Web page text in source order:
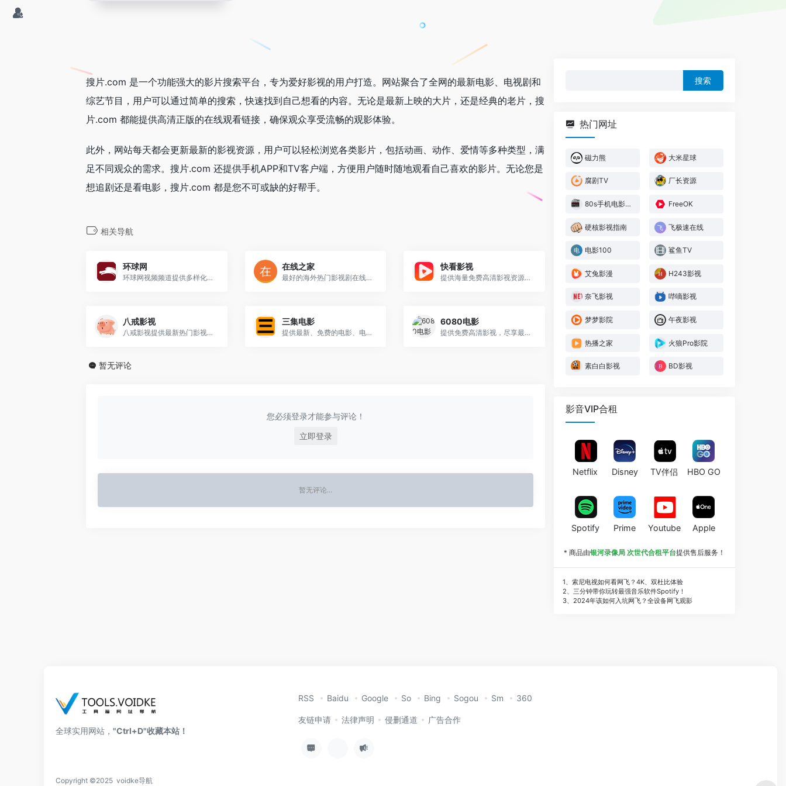
搜片.com 是一个功能强大的影片搜索平台，专为爱好影视的用户打造。网站聚合了全网的最新电影、电视剧和
综艺节目，用户可以通过简单的搜索，快速找到自己想看的内容。无论是最新上映的大片，还是经典的老片，搜
片.com 都能提供高清正版的在线观看链接，确保观众享受流畅的观影体验。
此外，网站每天都会更新最新的影视资源，用户可以轻松浏览各类影片，包括动画、动作、爱情等多种类型，满
足不同观众的需求。搜片.com 还提供手机APP和TV客户端，方便用户随时随地观看自己喜欢的影片。无论您是
想追剧还是看电影，搜片.com 都是您不可或缺的好帮手。
相关导航
环球网
环球网视频频道提供多样化的高质量视频内容，涵盖国际国内热点话题
在线之家
最好的海外热门影视剧在线观看站点!
快看影视
提供海量免费高清影视资源，VIP会员可免费在线观看
八戒影视
八戒影视提供最新热门影视资源，支持无广告、极速播放
三集电影
提供最新、免费的电影、电视剧、综艺和动漫
6080电影
提供免费高清影视，尽享最新电影与剧集
暂无评论
您必须登录才能参与评论！
立即登录
暂无评论...
热门网址
磁力熊 大米星球
腐剧TV 厂长资源
80s手机电影网 FreeOK
硬核影视指南 飞极速在线
电影100 鲨鱼TV
艾兔影漫 H243影视
奈飞影视 哔嘀影视
梦梦影院 午夜影视
热播之家 火狼Pro影院
素白白影视 BD影视
影音VIP合租
Netflix Disney TV伴侣 HBO GO
Spotify Prime Youtube Apple
* 商品由银河录像局 次世代合租平台提供售后服务！
1、索尼电视如何看网飞？4K、双杜比体验
2、三分钟带你玩转最强音乐软件Spotify！
3、2024年该如何入坑网飞？全设备网飞观影
全球实用网站， "Ctrl+D"收藏本站！
RSS Baidu Google So Bing Sogou Sm 360
友链申请 法律声明 侵删通道 广告合作
Copyright ©2025 voidke导航